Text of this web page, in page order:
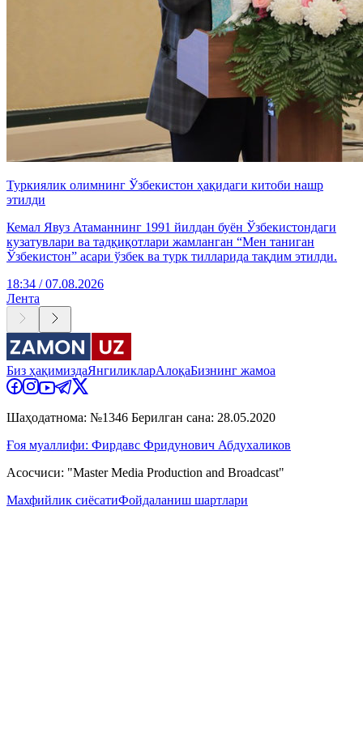
Туркиялик олимнинг Ўзбекистон ҳақидаги китоби нашр
этилди
Кемал Явуз Атаманнинг 1991 йилдан буён Ўзбекистондаги
кузатувлари ва тадқиқотлари жамланган “Мен таниган
Ўзбекистон” асари ўзбек ва турк тилларида тақдим этилди.
18:34 / 07.08.2026
Лента
Биз ҳақимиздаЯнгиликларАлоқаБизнинг жамоа
Шаҳодатнома: №1346 Берилган сана: 28.05.2020
Ғоя муаллифи: Фирдавс Фридунович Абдухаликов
Асосчиси: "Master Media Production and Broadcast"
Махфийлик сиёсатиФойдаланиш шартлари